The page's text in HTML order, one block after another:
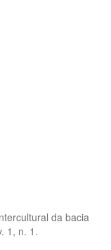
da bacia
1, n. 1.